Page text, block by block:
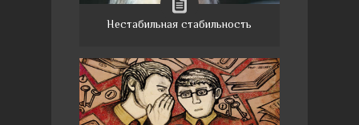
Нестабильная стабильность